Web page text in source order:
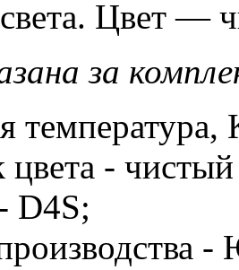
Цвет —
за
цвета -
D4S;